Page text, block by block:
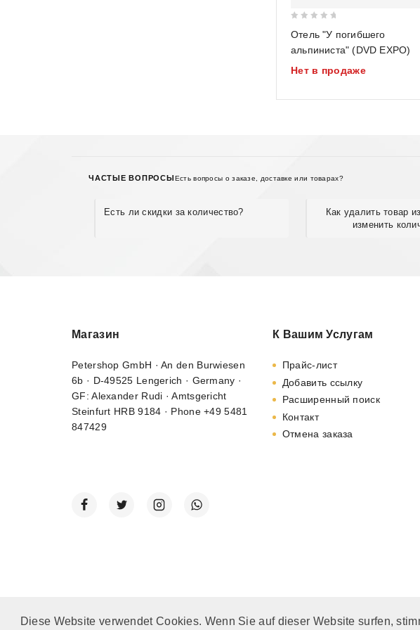
Diese Website verwendet Cookies. Wenn Sie auf dieser Website surfen,
of
5
Отель "У погибшего
альпиниста" (DVD EXPO)
Нет в продаже
ЧАСТЫЕ ВОПРОСЫЕсть вопросы о заказе, доставке или товарах?
Есть ли скидки за количество?
Как удалить товар
изменить
Магазин
Petershop GmbH · An den Burwiesen
6b · D-49525 Lengerich · Germany ·
GF: Alexander Rudi · Amtsgericht
Steinfurt HRB 9184 · Phone +49 5481
847429
К Вашим Услугам
Прайс-лист
Добавить ссылку
Расширенный поиск
Контакт
Отмена заказа
© 2002 - 2026"Petershop GmbH"| Alle Preise inkl. MwSt. und zzgl.